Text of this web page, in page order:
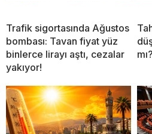
Trafik sigortasında Ağustos
bombası: Tavan fiyat yüz
binlerce lirayı aştı, cezalar
yakıyor!
mı?